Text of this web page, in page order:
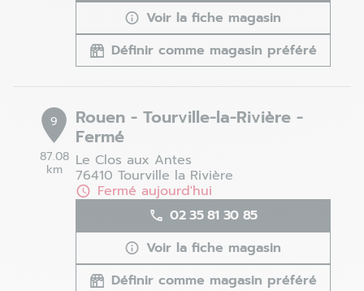
Voir la fiche magasin
Définir comme magasin préféré
9
87.08
km
Rouen - Tourville-la-Rivière -
Fermé
Le Clos aux Antes
76410 Tourville la Rivière
Fermé aujourd'hui
02 35 81 30 85
Voir la fiche magasin
Définir comme magasin préféré